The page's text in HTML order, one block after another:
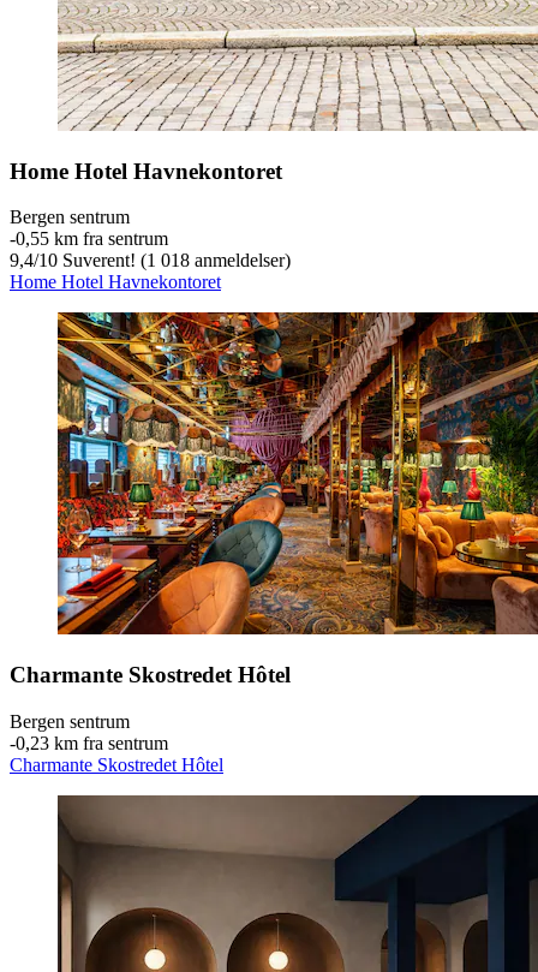
Home Hotel Havnekontoret
Bergen sentrum
‐0,55 km fra sentrum
9,4/10 Suverent! (1 018 anmeldelser)
Home Hotel Havnekontoret
Charmante Skostredet Hôtel
Bergen sentrum
‐0,23 km fra sentrum
Charmante Skostredet Hôtel